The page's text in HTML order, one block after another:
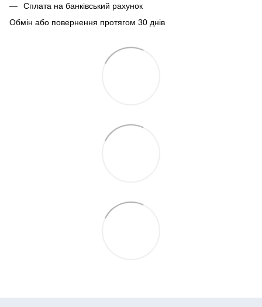
Сплата на банківський рахунок
Обмін або повернення протягом 30 днів